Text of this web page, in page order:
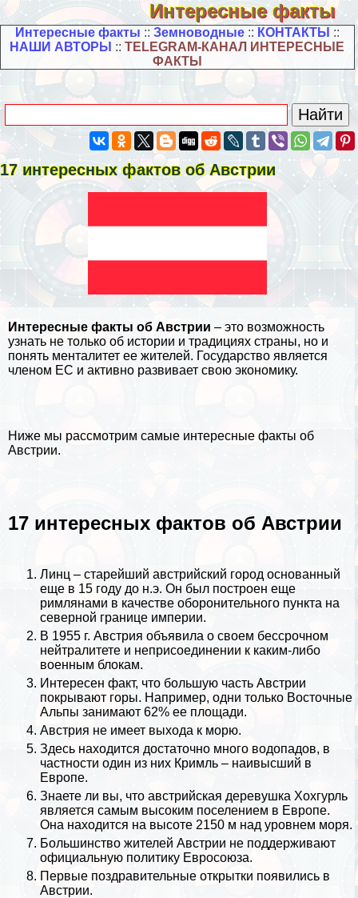
Интересные факты
Интересные факты :: Земноводные:: КОНТАКТЫ ::
НАШИ АВТОРЫ ::TELEGRAM-КАНАЛ ИНТЕРЕСНЫЕ
ФАКТЫ
17 интересных фактов об Австрии
Интересные факты об Австрии – это возможность
узнать не только об истории и традициях страны, но и
понять менталитет ее жителей. Государство является
члeном ЕС и активно развивает свою экономику.
Ниже мы рассмотрим самые интересные факты об
Австрии.
17 интересных фактов об Австрии
Линц – старейший австрийский город основанный
еще в 15 году до н.э. Он был построен еще
римлянами в качестве оборонительного пункта на
северной границе империи.
В 1955 г. Австрия объявила о своем бессрочном
нейтралитете и неприсоединении к каким-либо
военным блокам.
Интересен факт, что большую часть Австрии
покрывают горы. Например, одни только Восточные
Альпы занимают 62% ее площади.
Австрия не имеет выхода к морю.
Здесь находится достаточно много водопадов, в
частности один из них Кримль – наивысший в
Европе.
Знаете ли вы, что австрийская деревушка Хохгурль
является самым высоким поселением в Европе.
Она находится на высоте 2150 м над уровнем моря.
Большинство жителей Австрии не поддерживают
официальную политику Евросоюза.
Первые поздравительные открытки появились в
Австрии.